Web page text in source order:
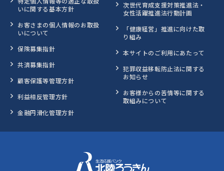
いに関する基本方針
お客さまの個人情報のお取扱
いについて
保険募集指針
共済募集指針
顧客保護等管理方針
利益相反管理方針
金融円滑化管理方針
次世代育成支援対策推進法・
女性活躍推進法行動計画
「健康経営」推進に向けた取
り組み
本サイトのご利用にあたって
犯罪収益移転防止法に関する
お知らせ
お客様からの苦情等に関する
取組みについて